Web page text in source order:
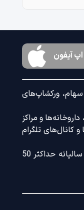
آیفون
سهام، ورکشاپ‌های
و مراکز
کانال‌های تلگرام
ضمنا امکان ثبت آگهی با کامل‌ترین امکانات رایج و کم‌ترین تعرفه بازار فراهم است و سقف افزایش تعرفه سالیانه حداکثر 50